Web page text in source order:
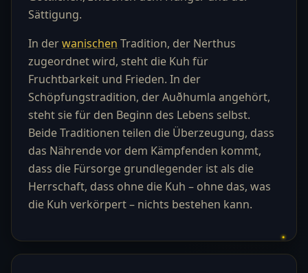
Sättigung.
In derwanischen Tradition, der Nerthus
zugeordnet wird, steht die Kuh für
Fruchtbarkeit und Frieden. In der
Schöpfungstradition, der Auðhumla angehört,
steht sie für den Beginn des Lebens selbst.
Beide Traditionen teilen die Überzeugung, dass
das Nährende vor dem Kämpfenden kommt,
dass die Fürsorge grundlegender ist als die
Herrschaft, dass ohne die Kuh – ohne das, was
die Kuh verkörpert – nichts bestehen kann.